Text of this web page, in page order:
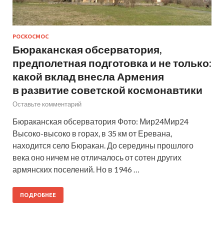
РОСКОСМОС
Бюраканская обсерватория,
предполетная подготовка и не только:
какой вклад внесла Армения
в развитие советской космонавтики
Оставьте комментарий
Бюраканская обсерватория Фото: Мир24Мир24
Высоко-высоко в горах, в 35 км от Еревана,
находится село Бюракан. До середины прошлого
века оно ничем не отличалось от сотен других
армянских поселений. Но в 1946 …
ПОДРОБНЕЕ